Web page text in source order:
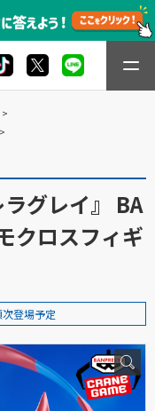
グレイ』 BA
クロスフィギ
登場予定